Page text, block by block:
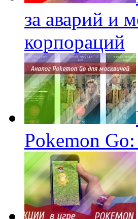
за аварий и
корпораций
Pokemon